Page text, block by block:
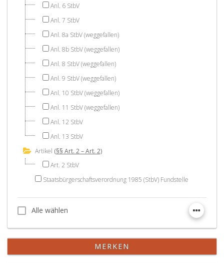
Anl. 6 StbV
Anl. 7 StbV
Anl. 8a StbV (weggefallen)
Anl. 8b StbV (weggefallen)
Anl. 8 StbV (weggefallen)
Anl. 9 StbV (weggefallen)
Anl. 10 StbV (weggefallen)
Anl. 11 StbV (weggefallen)
Anl. 12 StbV
Anl. 13 StbV
Artikel (§§ Art. 2 – Art. 2)
Art. 2 StbV
Staatsbürgerschaftsverordnung 1985 (StbV) Fundstelle
Alle wählen
Alle wählen
MERKEN